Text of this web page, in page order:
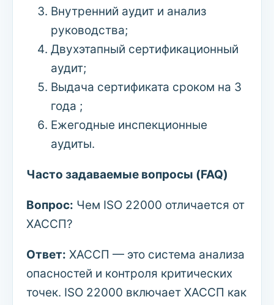
Внутренний аудит и анализ
руководства;
Двухэтапный сертификационный
аудит;
Выдача сертификата сроком на 3
года ;
Ежегодные инспекционные
аудиты.
Часто задаваемые вопросы (FAQ)
Вопрос: Чем ISO 22000 отличается от
ХАССП?
Ответ: ХАССП — это система анализа
опасностей и контроля критических
точек. ISO 22000 включает ХАССП как